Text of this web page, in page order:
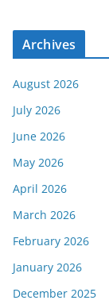
Archives
August 2026
July 2026
June 2026
May 2026
April 2026
March 2026
February 2026
January 2026
December 2025